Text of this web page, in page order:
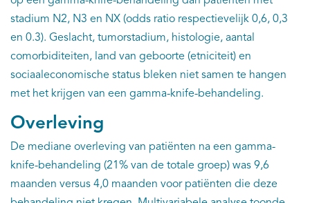
stadium N2, N3 en NX (odds ratio respectievelijk 0,6, 0,3
en 0.3). Geslacht, tumorstadium, histologie, aantal
comorbiditeiten, land van geboorte (etniciteit) en
sociaaleconomische status bleken niet samen te hangen
met het krijgen van een gamma-knife-behandeling.
Overleving
De mediane overleving van patiënten na een gamma-
knife-behandeling (21% van de totale groep) was 9,6
maanden versus 4,0 maanden voor patiënten die deze